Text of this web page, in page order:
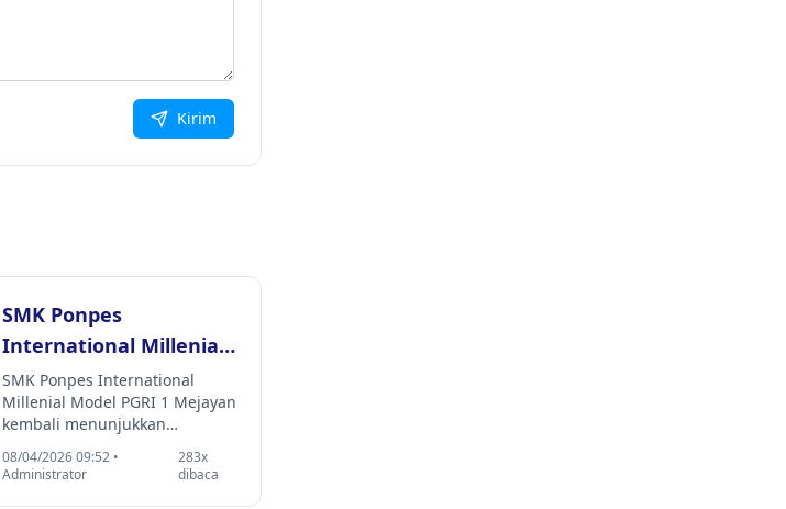
Kirim
SMK Ponpes
International Millenial
Model PGRI 1 Mejayan
Berangkatkan Ratusan
Alumni ke Jepang,
Wujud Nyata Program
SMK Mendunia Menuju
SMK Ponpes International
Millenial Model PGRI 1 Mejayan
kembali menunjukkan
lulusan yang siap bersaing di
08/04/2026 09:52 •
Administrator
283x
dibaca